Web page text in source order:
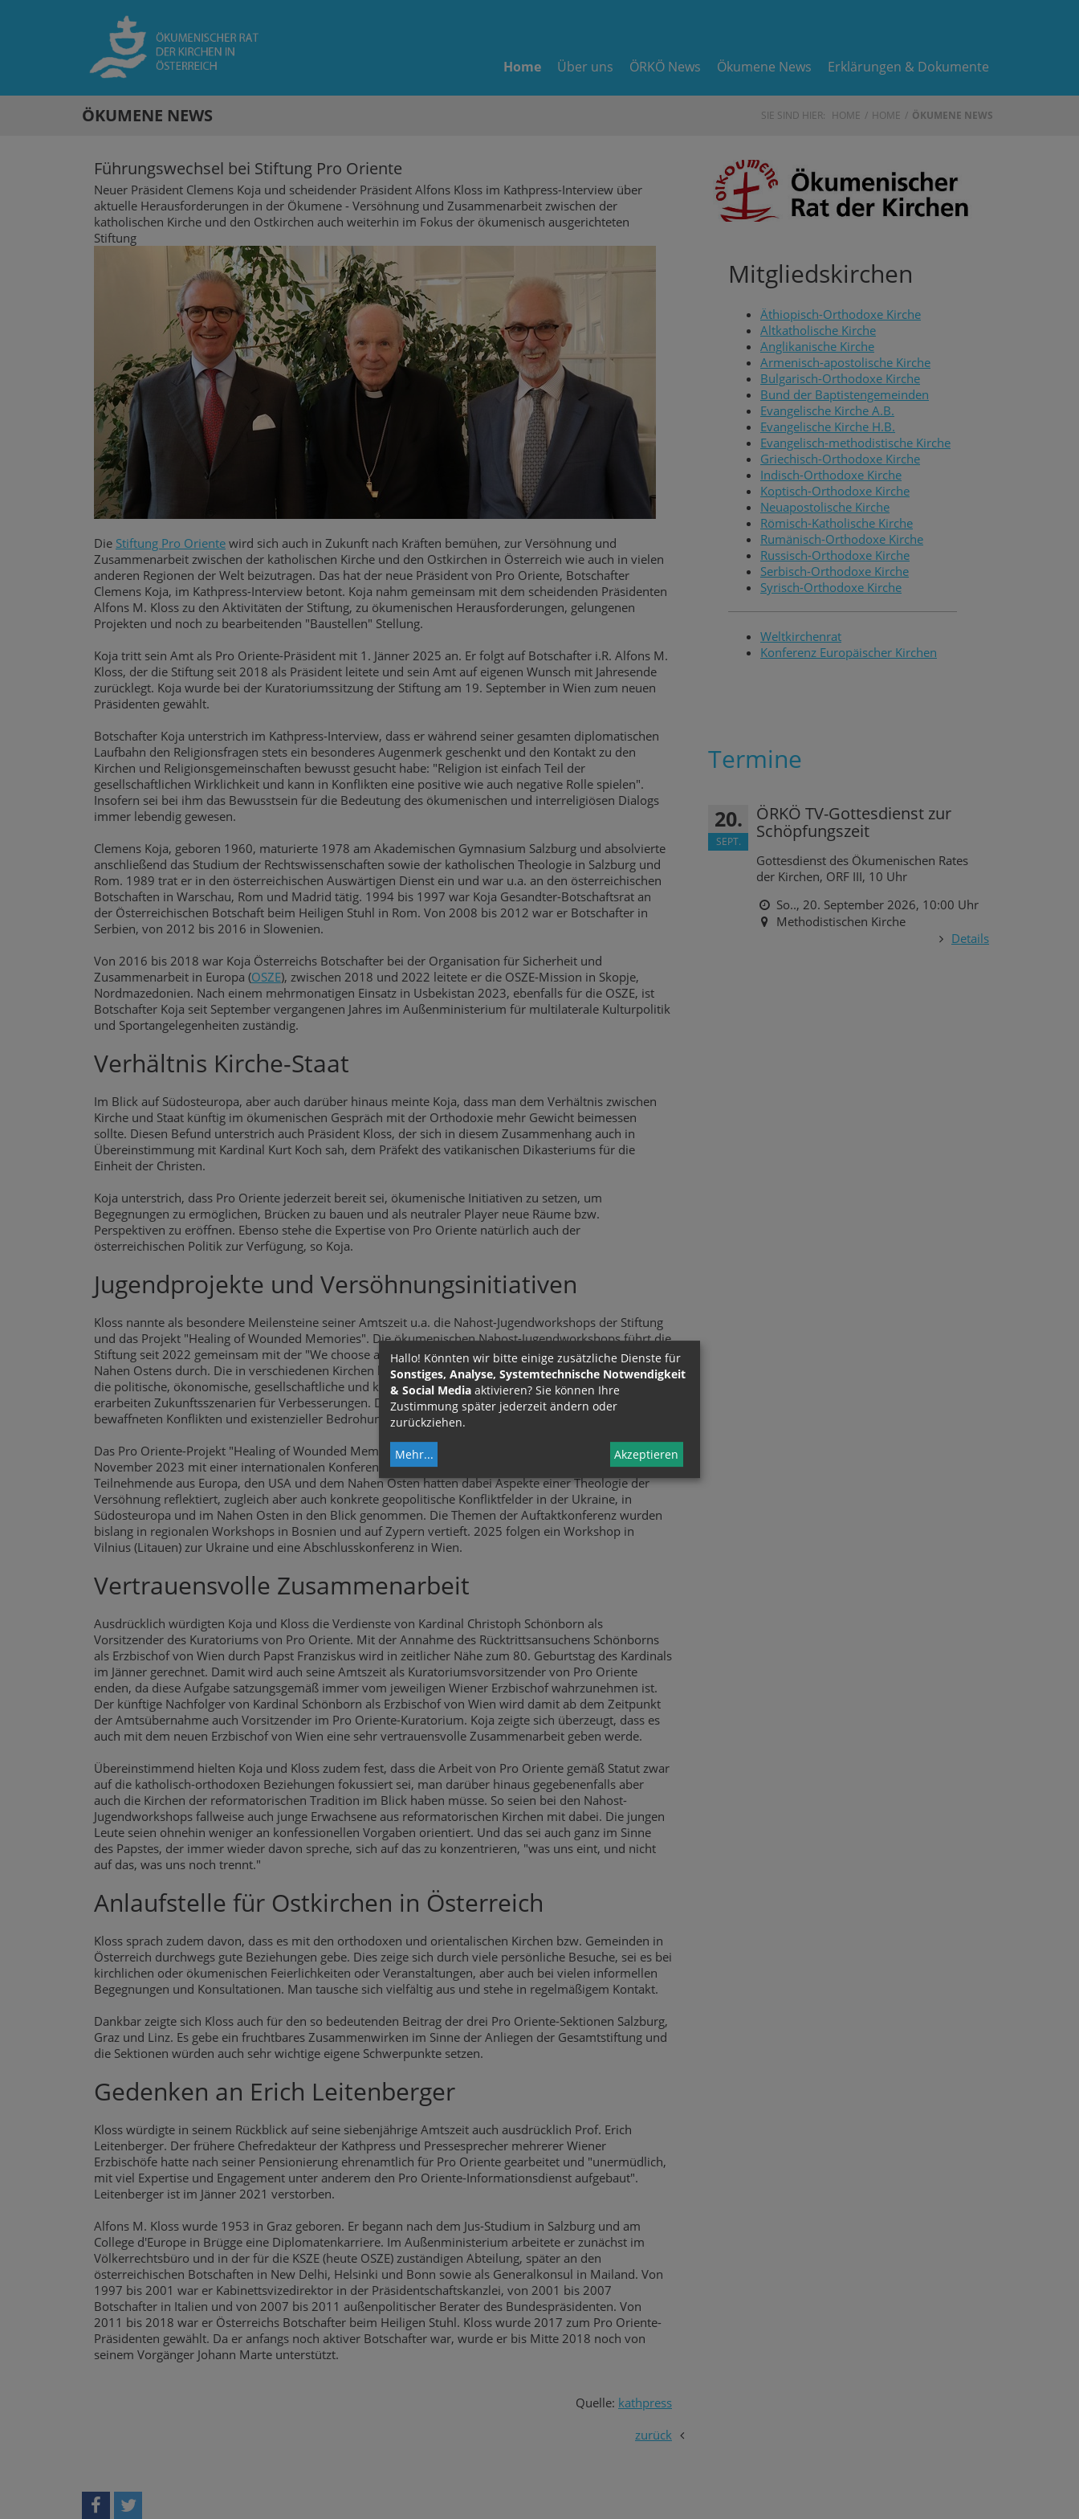
Home Über uns ÖRKÖ News Ökumene News Erklärungen & Dokumente
ÖKUMENE NEWS SIE SIND HIER: HOME HOME ÖKUMENE NEWS
Führungswechsel bei Stiftung Pro Oriente
Neuer Präsident Clemens Koja und scheidender Präsident Alfons Kloss im Kathpress-Interview über
aktuelle Herausforderungen in der Ökumene - Versöhnung und Zusammenarbeit zwischen der
katholischen Kirche und den Ostkirchen auch weiterhin im Fokus der ökumenisch ausgerichteten
Stiftung
Die Stiftung Pro Oriente wird sich auch in Zukunft nach Kräften bemühen, zur Versöhnung und
Zusammenarbeit zwischen der katholischen Kirche und den Ostkirchen in Österreich wie auch in vielen
anderen Regionen der Welt beizutragen. Das hat der neue Präsident von Pro Oriente, Botschafter
Clemens Koja, im Kathpress-Interview betont. Koja nahm gemeinsam mit dem scheidenden Präsidenten
Alfons M. Kloss zu den Aktivitäten der Stiftung, zu ökumenischen Herausforderungen, gelungenen
Projekten und noch zu bearbeitenden "Baustellen" Stellung.
Koja tritt sein Amt als Pro Oriente-Präsident mit 1. Jänner 2025 an. Er folgt auf Botschafter i.R. Alfons M.
Kloss, der die Stiftung seit 2018 als Präsident leitete und sein Amt auf eigenen Wunsch mit Jahresende
zurücklegt. Koja wurde bei der Kuratoriumssitzung der Stiftung am 19. September in Wien zum neuen
Präsidenten gewählt.
Botschafter Koja unterstrich im Kathpress-Interview, dass er während seiner gesamten diplomatischen
Laufbahn den Religionsfragen stets ein besonderes Augenmerk geschenkt und den Kontakt zu den
Kirchen und Religionsgemeinschaften bewusst gesucht habe: "Religion ist einfach Teil der
gesellschaftlichen Wirklichkeit und kann in Konflikten eine positive wie auch negative Rolle spielen".
Insofern sei bei ihm das Bewusstsein für die Bedeutung des ökumenischen und interreligiösen Dialogs
immer lebendig gewesen.
Clemens Koja, geboren 1960, maturierte 1978 am Akademischen Gymnasium Salzburg und absolvierte
anschließend das Studium der Rechtswissenschaften sowie der katholischen Theologie in Salzburg und
Rom. 1989 trat er in den österreichischen Auswärtigen Dienst ein und war u.a. an den österreichischen
Botschaften in Warschau, Rom und Madrid tätig. 1994 bis 1997 war Koja Gesandter-Botschaftsrat an
der Österreichischen Botschaft beim Heiligen Stuhl in Rom. Von 2008 bis 2012 war er Botschafter in
Serbien, von 2012 bis 2016 in Slowenien.
Von 2016 bis 2018 war Koja Österreichs Botschafter bei der Organisation für Sicherheit und
Zusammenarbeit in Europa (OSZE), zwischen 2018 und 2022 leitete er die OSZE-Mission in Skopje,
Nordmazedonien. Nach einem mehrmonatigen Einsatz in Usbekistan 2023, ebenfalls für die OSZE, ist
Botschafter Koja seit September vergangenen Jahres im Außenministerium für multilaterale Kulturpolitik
und Sportangelegenheiten zuständig.
Verhältnis Kirche-Staat
Im Blick auf Südosteuropa, aber auch darüber hinaus meinte Koja, dass man dem Verhältnis zwischen
Kirche und Staat künftig im ökumenischen Gespräch mit der Orthodoxie mehr Gewicht beimessen
sollte. Diesen Befund unterstrich auch Präsident Kloss, der sich in diesem Zusammenhang auch in
Übereinstimmung mit Kardinal Kurt Koch sah, dem Präfekt des vatikanischen Dikasteriums für die
Einheit der Christen.
Koja unterstrich, dass Pro Oriente jederzeit bereit sei, ökumenische Initiativen zu setzen, um
Begegnungen zu ermöglichen, Brücken zu bauen und als neutraler Player neue Räume bzw.
Perspektiven zu eröffnen. Ebenso stehe die Expertise von Pro Oriente natürlich auch der
österreichischen Politik zur Verfügung, so Koja.
Jugendprojekte und Versöhnungsinitiativen
Kloss nannte als besondere Meilensteine seiner Amtszeit u.a. die Nahost-Jugendworkshops der Stiftung
und das Projekt "Healing of Wounded Memories". Die ökumenischen Nahost-Jugendworkshops führt die
Stiftung seit 2022 gemeinsam mit der "We choose abundant life"-Gruppe in so gut wie allen Ländern des
Nahen Ostens durch. Die in verschiedenen Kirchen beheimateten jungen Menschen reflektieren dabei
die politische, ökonomische, gesellschaftliche und kirchliche Situation in ihren Heimatländern und
erarbeiten Zukunftsszenarien für Verbesserungen. Dies sei "gerade in der derzeitigen Situation von
bewaffneten Konflikten und existenzieller Bedrohung in der Region sehr wichtig", so Kloss.
Das Pro Oriente-Projekt "Healing of Wounded Memories" (Verletzte Erinnerungen heilen) hat im
November 2023 mit einer internationalen Konferenz in Wien seinen Anfang genommen. Rund 50
Teilnehmende aus Europa, den USA und dem Nahen Osten hatten dabei Aspekte einer Theologie der
Versöhnung reflektiert, zugleich aber auch konkrete geopolitische Konfliktfelder in der Ukraine, in
Südosteuropa und im Nahen Osten in den Blick genommen. Die Themen der Auftaktkonferenz wurden
bislang in regionalen Workshops in Bosnien und auf Zypern vertieft. 2025 folgen ein Workshop in
Vilnius (Litauen) zur Ukraine und eine Abschlusskonferenz in Wien.
Vertrauensvolle Zusammenarbeit
Ausdrücklich würdigten Koja und Kloss die Verdienste von Kardinal Christoph Schönborn als
Vorsitzender des Kuratoriums von Pro Oriente. Mit der Annahme des Rücktrittsansuchens Schönborns
als Erzbischof von Wien durch Papst Franziskus wird in zeitlicher Nähe zum 80. Geburtstag des Kardinals
im Jänner gerechnet. Damit wird auch seine Amtszeit als Kuratoriumsvorsitzender von Pro Oriente
enden, da diese Aufgabe satzungsgemäß immer vom jeweiligen Wiener Erzbischof wahrzunehmen ist.
Der künftige Nachfolger von Kardinal Schönborn als Erzbischof von Wien wird damit ab dem Zeitpunkt
der Amtsübernahme auch Vorsitzender im Pro Oriente-Kuratorium. Koja zeigte sich überzeugt, dass es
auch mit dem neuen Erzbischof von Wien eine sehr vertrauensvolle Zusammenarbeit geben werde.
Übereinstimmend hielten Koja und Kloss zudem fest, dass die Arbeit von Pro Oriente gemäß Statut zwar
auf die katholisch-orthodoxen Beziehungen fokussiert sei, man darüber hinaus gegebenenfalls aber
auch die Kirchen der reformatorischen Tradition im Blick haben müsse. So seien bei den Nahost-
Jugendworkshops fallweise auch junge Erwachsene aus reformatorischen Kirchen mit dabei. Die jungen
Leute seien ohnehin weniger an konfessionellen Vorgaben orientiert. Und das sei auch ganz im Sinne
des Papstes, der immer wieder davon spreche, sich auf das zu konzentrieren, "was uns eint, und nicht
auf das, was uns noch trennt."
Anlaufstelle für Ostkirchen in Österreich
Kloss sprach zudem davon, dass es mit den orthodoxen und orientalischen Kirchen bzw. Gemeinden in
Österreich durchwegs gute Beziehungen gebe. Dies zeige sich durch viele persönliche Besuche, sei es bei
kirchlichen oder ökumenischen Feierlichkeiten oder Veranstaltungen, aber auch bei vielen informellen
Begegnungen und Konsultationen. Man tausche sich vielfältig aus und stehe in regelmäßigem Kontakt.
Dankbar zeigte sich Kloss auch für den so bedeutenden Beitrag der drei Pro Oriente-Sektionen Salzburg,
Graz und Linz. Es gebe ein fruchtbares Zusammenwirken im Sinne der Anliegen der Gesamtstiftung und
die Sektionen würden auch sehr wichtige eigene Schwerpunkte setzen.
Gedenken an Erich Leitenberger
Kloss würdigte in seinem Rückblick auf seine siebenjährige Amtszeit auch ausdrücklich Prof. Erich
Leitenberger. Der frühere Chefredakteur der Kathpress und Pressesprecher mehrerer Wiener
Erzbischöfe hatte nach seiner Pensionierung ehrenamtlich für Pro Oriente gearbeitet und "unermüdlich,
mit viel Expertise und Engagement unter anderem den Pro Oriente-Informationsdienst aufgebaut".
Leitenberger ist im Jänner 2021 verstorben.
Alfons M. Kloss wurde 1953 in Graz geboren. Er begann nach dem Jus-Studium in Salzburg und am
College d'Europe in Brügge eine Diplomatenkarriere. Im Außenministerium arbeitete er zunächst im
Völkerrechtsbüro und in der für die KSZE (heute OSZE) zuständigen Abteilung, später an den
österreichischen Botschaften in New Delhi, Helsinki und Bonn sowie als Generalkonsul in Mailand. Von
1997 bis 2001 war er Kabinettsvizedirektor in der Präsidentschaftskanzlei, von 2001 bis 2007
Botschafter in Italien und von 2007 bis 2011 außenpolitischer Berater des Bundespräsidenten. Von
2011 bis 2018 war er Österreichs Botschafter beim Heiligen Stuhl. Kloss wurde 2017 zum Pro Oriente-
Präsidenten gewählt. Da er anfangs noch aktiver Botschafter war, wurde er bis Mitte 2018 noch von
seinem Vorgänger Johann Marte unterstützt.
Quelle: kathpress
zurück
Mitgliedskirchen
Äthiopisch-Orthodoxe Kirche
Altkatholische Kirche
Anglikanische Kirche
Armenisch-apostolische Kirche
Bulgarisch-Orthodoxe Kirche
Bund der Baptistengemeinden
Evangelische Kirche A.B.
Evangelische Kirche H.B.
Evangelisch-methodistische Kirche
Griechisch-Orthodoxe Kirche
Indisch-Orthodoxe Kirche
Koptisch-Orthodoxe Kirche
Neuapostolische Kirche
Römisch-Katholische Kirche
Rumänisch-Orthodoxe Kirche
Russisch-Orthodoxe Kirche
Serbisch-Orthodoxe Kirche
Syrisch-Orthodoxe Kirche
Weltkirchenrat
Konferenz Europäischer Kirchen
Termine
20.
SEPT.
ÖRKÖ TV-Gottesdienst zur
Schöpfungszeit
Gottesdienst des Ökumenischen Rates
der Kirchen, ORF III, 10 Uhr
So.., 20. September 2026, 10:00 Uhr
Methodistischen Kirche
Details
Hallo! Könnten wir bitte einige zusätzliche Dienste für
Sonstiges, Analyse, Systemtechnische Notwendigkeit
& Social Media aktivieren? Sie können Ihre
Zustimmung später jederzeit ändern oder
zurückziehen.
Mehr... Akzeptieren